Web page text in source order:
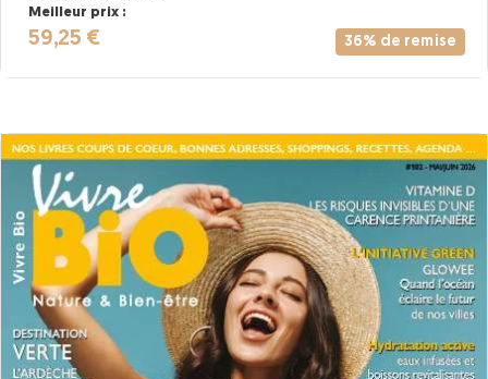
36% de remise
Meilleur prix :
59,25 €